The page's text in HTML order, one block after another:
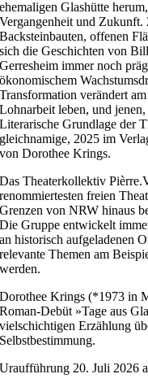
ehemaligen Glashütte
Vergangenheit und Zukunft.
Backsteinbauten, offenen
sich die Geschichten von
Gerresheim immer noch
ökonomischem
Transformation verändert
Lohnarbeit leben, und
Literarische Grundlage der
gleichnamige, 2025 im
von Dorothee Krings.
Das Theaterkollektiv
renommiertesten freien
Grenzen von NRW hinaus
Die Gruppe entwickelt
an historisch aufgeladenen
relevante Themen am
werden.
Dorothee Krings (*1973 in
Roman-Debüt »Tage aus
vielschichtigen Erzählung
Selbstbestimmung.
Uraufführung 20. Juli 2026